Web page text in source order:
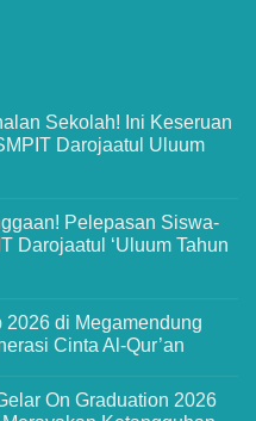
Sekolah! Ini Keseruan
Darojaatul Uluum
Pelepasan Siswa-
Darojaatul ‘Uluum Tahun
2026 di Megamendung
Cinta Al-Qur’an
On Graduation 2026